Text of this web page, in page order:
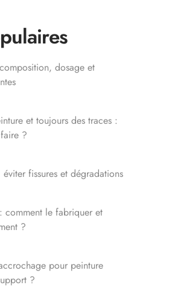
dosage et
et toujours des traces :
?
fissures et dégradations
comment le fabriquer et
?
pour peinture
?